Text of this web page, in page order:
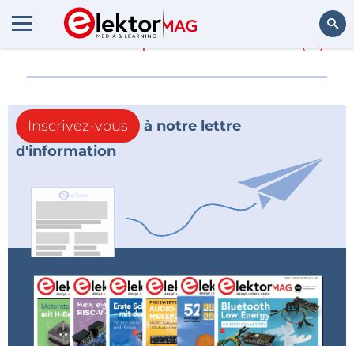
En savoir plus sur (0)
Inscrivez-vous
à notre lettre
d'information